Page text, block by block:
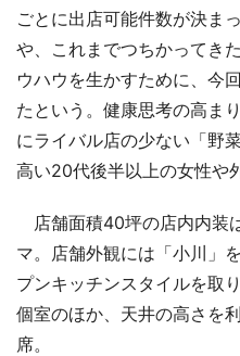
ごとに出店可能件数が決ま
や、これまでつちかってき
ウハウを生かすために、今
たという。健康思考の高ま
にライバル店の少ない「野
高い20代後半以上の女性や
店舗面積40坪の店内内装
マ。店舗外観には「小川」
プンキッチンスタイルを取
個室のほか、天井の高さを
席。